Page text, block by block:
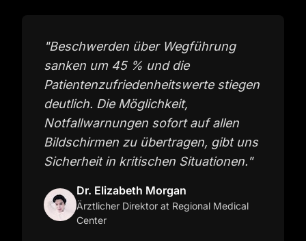
"Beschwerden über Wegführung
sanken um 45 % und die
Patientenzufriedenheitswerte stiegen
deutlich. Die Möglichkeit,
Notfallwarnungen sofort auf allen
Bildschirmen zu übertragen, gibt uns
Sicherheit in kritischen Situationen."
Dr. Elizabeth Morgan
Ärztlicher Direktor at Regional Medical
Center